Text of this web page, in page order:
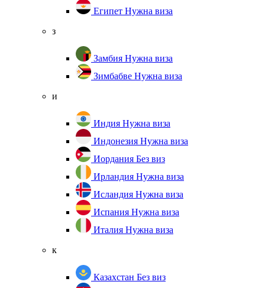
Египет Нужна виза
з
Замбия Нужна виза
Зимбабве Нужна виза
и
Индия Нужна виза
Индонезия Нужна виза
Иордания Без виз
Ирландия Нужна виза
Исландия Нужна виза
Испания Нужна виза
Италия Нужна виза
к
Казахстан Без виз